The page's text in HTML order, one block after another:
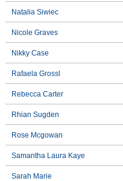
Natalia Siwiec
Nicole Graves
Nikky Case
Rafaela Grossl
Rebecca Carter
Rhian Sugden
Rose Mcgowan
Samantha Laura Kaye
Sarah Marie